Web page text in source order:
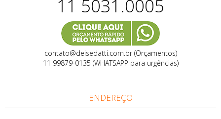
11 5031.0005
contato@deisedatti.com.br (Orçamentos)
11 99879-0135 (WHATSAPP para urgências)
ENDEREÇO